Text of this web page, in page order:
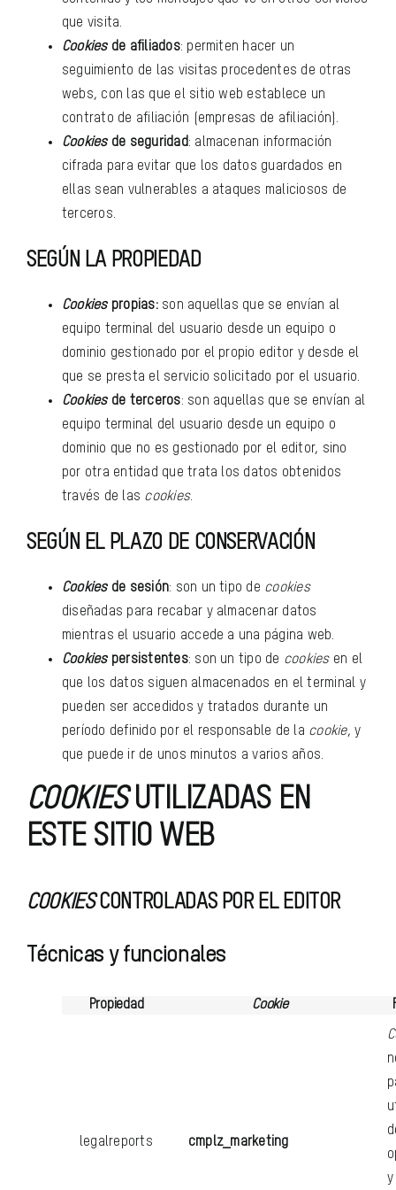
que visita.
Cookies de afiliados: permiten hacer un
seguimiento de las visitas procedentes de otras
webs, con las que el sitio web establece un
contrato de afiliación (empresas de afiliación).
Cookies de seguridad: almacenan información
cifrada para evitar que los datos guardados en
ellas sean vulnerables a ataques maliciosos de
terceros.
SEGÚN LA PROPIEDAD
Cookies propias:son aquellas que se envían al
equipo terminal del usuario desde un equipo o
dominio gestionado por el propio editor y desde el
que se presta el servicio solicitado por el usuario.
Cookies de terceros: son aquellas que se envían al
equipo terminal del usuario desde un equipo o
dominio que no es gestionado por el editor, sino
por otra entidad que trata los datos obtenidos
través de las cookies.
SEGÚN EL PLAZO DE CONSERVACIÓN
Cookies de sesión: son un tipo de cookies
diseñadas para recabar y almacenar datos
mientras el usuario accede a una página web.
Cookies persistentes: son un tipo de cookies en el
que los datos siguen almacenados en el terminal y
pueden ser accedidos y tratados durante un
período definido por el responsable de la cookie, y
que puede ir de unos minutos a varios años.
COOKIESUTILIZADAS EN
ESTE SITIO WEB
COOKIESCONTROLADAS POR EL EDITOR
Técnicas y funcionales
Propiedad Cookie
legalreports cmplz_marketing
y